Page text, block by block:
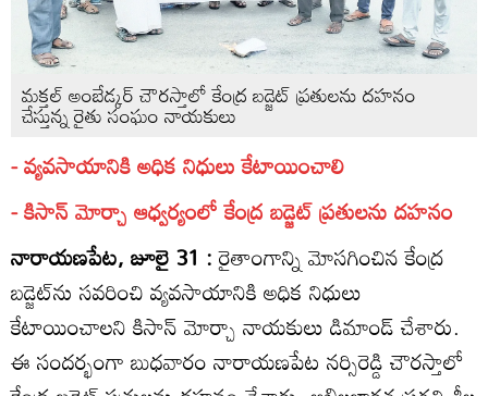
మక్తల్‌ అంబేడ్కర్‌ చౌరస్తాలో కేంద్ర బడ్జెట్‌ ప్రతులను దహనం
చేస్తున్న రైతు సంఘం నాయకులు
- వ్యవసాయానికి అధిక నిధులు కేటాయించాలి
- కిసాన్‌ మోర్చా ఆధ్వర్యంలో కేంద్ర బడ్జెట్‌ ప్రతులను దహనం
నారాయణపేట, జూలై 31 :రైతాంగాన్ని మోసగించిన కేంద్ర
బడ్జెట్‌ను సవరించి వ్యవసాయానికి అధిక నిధులు
కేటాయించాలని కిసాన్‌ మోర్చా నాయకులు డిమాండ్‌ చేశారు.
ఈ సందర్భంగా బుధవారం నారాయణపేట నర్సిరెడ్డి చౌరస్తాలో